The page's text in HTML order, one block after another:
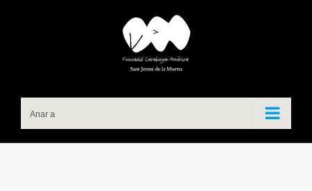
Anar a